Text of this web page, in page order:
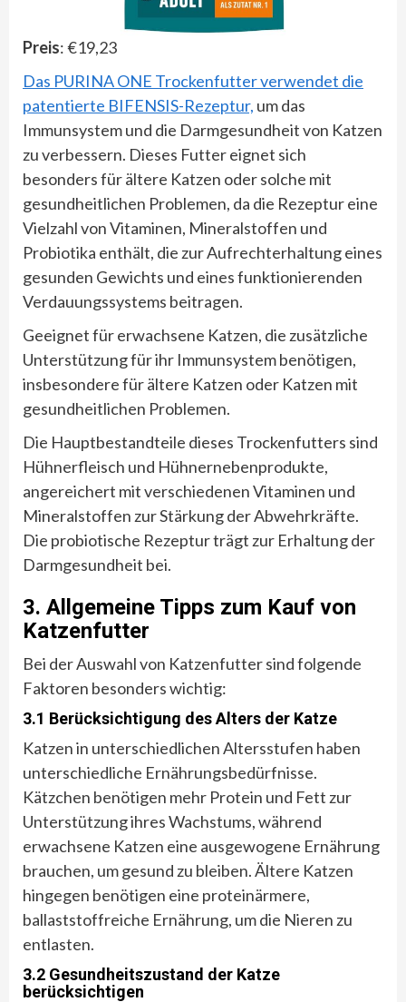
Preis: €19,23
Das PURINA ONE Trockenfutter verwendet die
patentierte BIFENSIS-Rezeptur, um das
Immunsystem und die Darmgesundheit von Katzen
zu verbessern. Dieses Futter eignet sich
besonders für ältere Katzen oder solche mit
gesundheitlichen Problemen, da die Rezeptur eine
Vielzahl von Vitaminen, Mineralstoffen und
Probiotika enthält, die zur Aufrechterhaltung eines
gesunden Gewichts und eines funktionierenden
Verdauungssystems beitragen.
Geeignet für erwachsene Katzen, die zusätzliche
Unterstützung für ihr Immunsystem benötigen,
insbesondere für ältere Katzen oder Katzen mit
gesundheitlichen Problemen.
Die Hauptbestandteile dieses Trockenfutters sind
Hühnerfleisch und Hühnernebenprodukte,
angereichert mit verschiedenen Vitaminen und
Mineralstoffen zur Stärkung der Abwehrkräfte.
Die probiotische Rezeptur trägt zur Erhaltung der
Darmgesundheit bei.
3. Allgemeine Tipps zum Kauf von
Katzenfutter
Bei der Auswahl von Katzenfutter sind folgende
Faktoren besonders wichtig:
3.1 Berücksichtigung des Alters der Katze
Katzen in unterschiedlichen Altersstufen haben
unterschiedliche Ernährungsbedürfnisse.
Kätzchen benötigen mehr Protein und Fett zur
Unterstützung ihres Wachstums, während
erwachsene Katzen eine ausgewogene Ernährung
brauchen, um gesund zu bleiben. Ältere Katzen
hingegen benötigen eine proteinärmere,
ballaststoffreiche Ernährung, um die Nieren zu
entlasten.
3.2 Gesundheitszustand der Katze
berücksichtigen